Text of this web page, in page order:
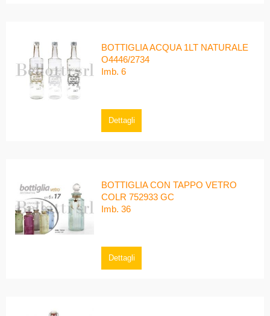
BOTTIGLIA ACQUA 1LT NATURALE
O4446/2734
Imb. 6
Dettagli
BOTTIGLIA CON TAPPO VETRO
COLR 752933 GC
Imb. 36
Dettagli